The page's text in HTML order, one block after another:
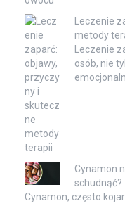
Leczenie
metody
Leczenie
osób, nie
Cynamon
schudnąć?
Cynamon, często